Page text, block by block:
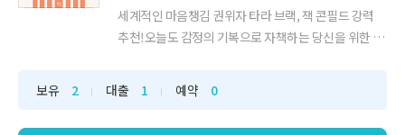
세계적인 마음챙김 권위자 타라 브랙, 잭 콘필드 강력
추천!오늘도 감정의 기복으로 자책하는 당신을 위한 책
년’이 80만 명에 달하고, 4년제 대학을 나오고도 일자리
를 얻지 못해 구직 중인 2030이 역대 최대치다. 눈이 높
아서 놀고 있다는 비난이 쏟아지지만 일을 하지 못하는
보유 2 대출 1 예약 0